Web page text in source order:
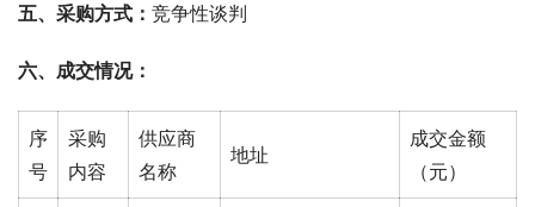
五、采购方式： 竞争性谈判
六、成交情况：
序
号
采购
内容
供应商
名称
地址
成交金额
（元）